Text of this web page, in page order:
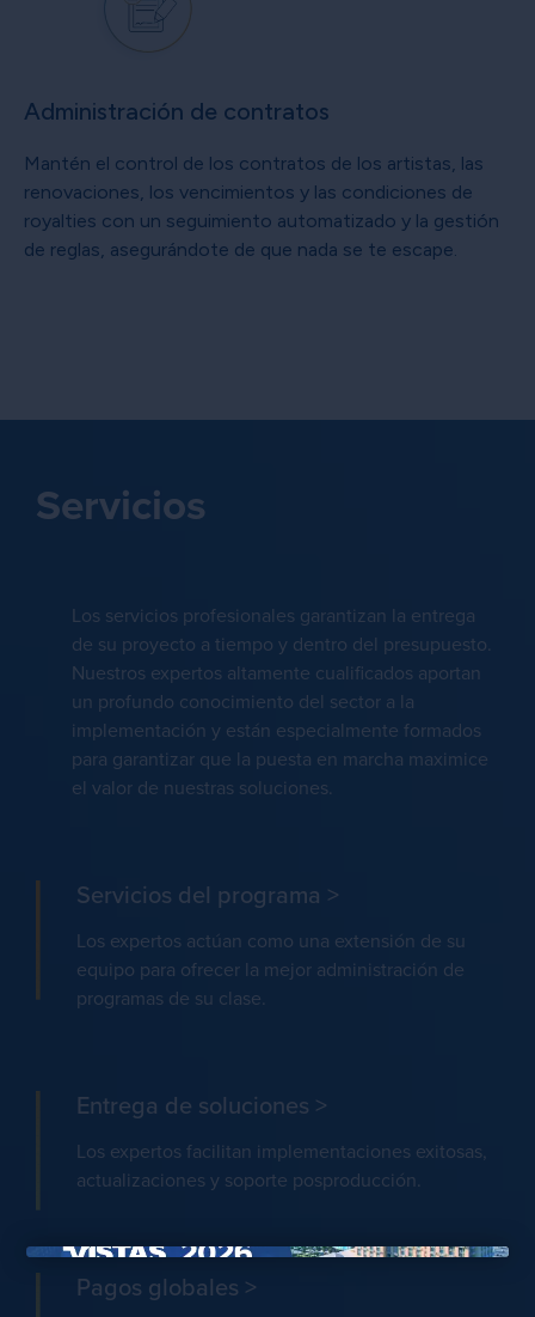
Administración de contratos
Mantén el control de los contratos de los artistas, las
renovaciones, los vencimientos y las condiciones de
royalties con un seguimiento automatizado y la gestión
de reglas, asegurándote de que nada se te escape.
Servicios
Los servicios profesionales garantizan la entrega
de su proyecto a tiempo y dentro del presupuesto.
Nuestros expertos altamente cualificados aportan
un profundo conocimiento del sector a la
implementación y están especialmente formados
para garantizar que la puesta en marcha maximice
el valor de nuestras soluciones.
Servicios del programa >
Los expertos actúan como una extensión de su
equipo para ofrecer la mejor administración de
programas de su clase.
Entrega de soluciones >
Los expertos facilitan implementaciones exitosas,
actualizaciones y soporte posproducción.
Pagos globales >